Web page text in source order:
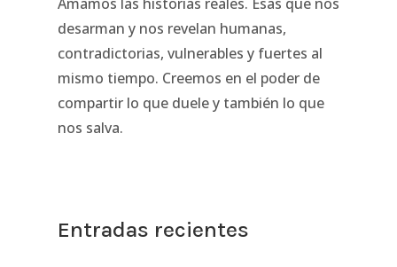
desarman y nos revelan humanas,
contradictorias, vulnerables y fuertes al
mismo tiempo. Creemos en el poder de
compartir lo que duele y también lo que
nos salva.
Entradas recientes